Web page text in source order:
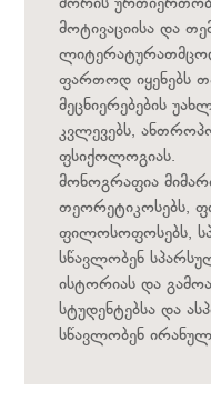
შორის
მოტივაციისა და
ფართოდ იყენებს
მეცნიერებების
კვლევებს,
ფსიქოლოგიას.
მონოგრაფია
თეორეტიკოსებს,
ფილოსოფოსებს,
სწავლობენ
ისტორიას და
სტუდენტებსა და
სწავლობენ